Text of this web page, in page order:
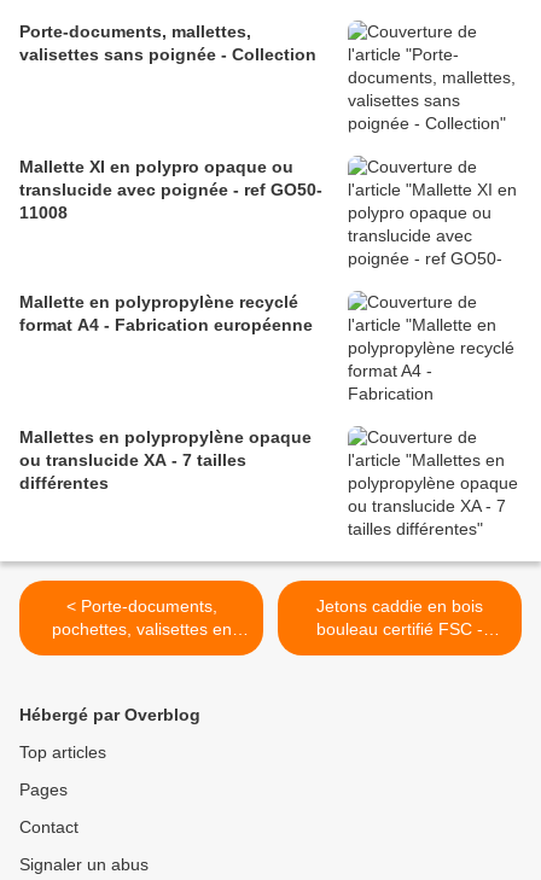
Porte-documents, mallettes,
valisettes sans poignée - Collection
Mallette XI en polypro opaque ou
translucide avec poignée - ref GO50-
11008
Mallette en polypropylène recyclé
format A4 - Fabrication européenne
Mallettes en polypropylène opaque
ou translucide XA - 7 tailles
différentes
< Porte-documents,
pochettes, valisettes en
intissé - Collection
Jetons caddie en bois
bouleau certifié FSC -
GO149-20FSC >
Hébergé par Overblog
Top articles
Pages
Contact
Signaler un abus